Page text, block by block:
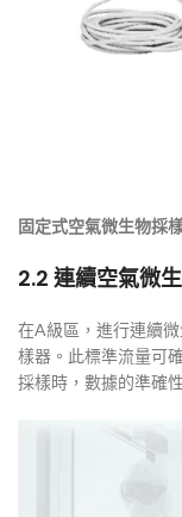
固定式空氣微生物採
2.2 連續空氣微
在A級區，進行連續
樣器。此標準流量可
採樣時，數據的準確